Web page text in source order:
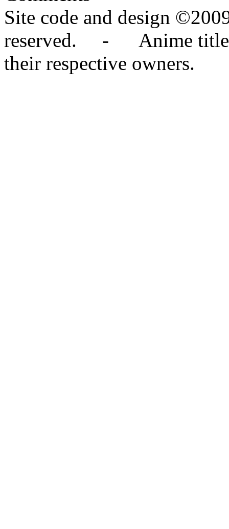
Site code and design
reserved. - Anime titles,
their respective owners.